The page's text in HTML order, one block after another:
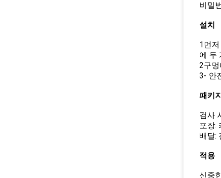
비밀
설치
1먼
에 두
2구
3- 안
패키
검사
포장:
배달:
적용
신중